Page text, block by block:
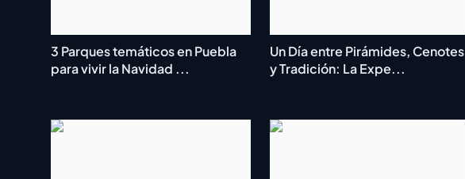
3 Parques temáticos en Puebla
para vivir la Navidad ...
Un Día entre Pirámides, Cenotes
y Tradición: La Expe...